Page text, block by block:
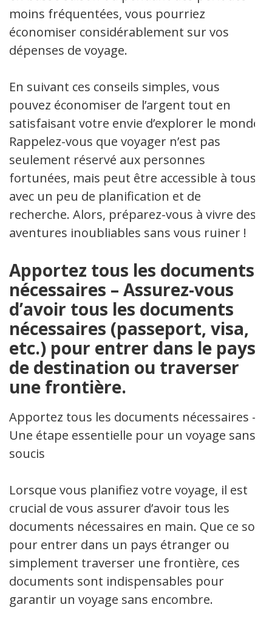
moins fréquentées, vous pourriez
économiser considérablement sur vos
dépenses de voyage.
En suivant ces conseils simples, vous
pouvez économiser de l’argent tout en
satisfaisant votre envie d’explorer le monde.
Rappelez-vous que voyager n’est pas
seulement réservé aux personnes
fortunées, mais peut être accessible à tous
avec un peu de planification et de
recherche. Alors, préparez-vous à vivre des
aventures inoubliables sans vous ruiner !
Apportez tous les documents
nécessaires – Assurez-vous
d’avoir tous les documents
nécessaires (passeport, visa,
etc.) pour entrer dans le pays
de destination ou traverser
une frontière.
Apportez tous les documents nécessaires –
Une étape essentielle pour un voyage sans
soucis
Lorsque vous planifiez votre voyage, il est
crucial de vous assurer d’avoir tous les
documents nécessaires en main. Que ce soit
pour entrer dans un pays étranger ou
simplement traverser une frontière, ces
documents sont indispensables pour
garantir un voyage sans encombre.